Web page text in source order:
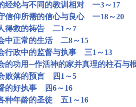
经纶与不同的教训相对 一3～17
信仰所需的信心与良心 一18～20
得救的祷告 二1～7
中正常的生活 二8～15
行政中的监督与执事 三1～13
的功用─作活神的家并真理的柱石与
败落的预言 四1～5
的好执事 四6～16
种年龄的圣徒 五1～16